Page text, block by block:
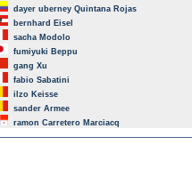
dayer uberney Quintana Rojas
bernhard Eisel
sacha Modolo
fumiyuki Beppu
gang Xu
fabio Sabatini
ilzo Keisse
sander Armee
ramon Carretero Marciacq